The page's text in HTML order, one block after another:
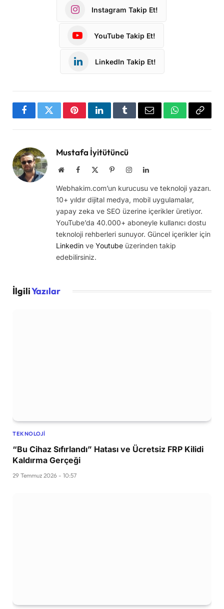
Instagram Takip Et!
YouTube Takip Et!
LinkedIn Takip Et!
FacebookTwitterPinterestLinkedInTumblrEmail WhatsApp
Copy
Mustafa İyitütüncü
WebsiteFacebook PinterestInstagramLinkedIn
Webhakim.com’un kurucusu ve teknoloji yazarı.
10+ yıldır dijital medya, mobil uygulamalar,
yapay zeka ve SEO üzerine içerikler üretiyor.
YouTube’da 40.000+ aboneyle kullanıcı dostu
teknoloji rehberleri sunuyor. Güncel içerikler için
Linkedin ve Youtube üzerinden takip
edebilirsiniz.
İlgiliYazılar
TEKNOLOJI
“Bu Cihaz Sıfırlandı” Hatası ve Ücretsiz FRP Kilidi
Kaldırma Gerçeği
29 Temmuz 2026 - 10:57